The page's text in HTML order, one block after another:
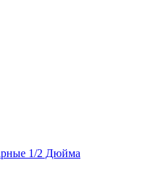
1/2 Дюйма